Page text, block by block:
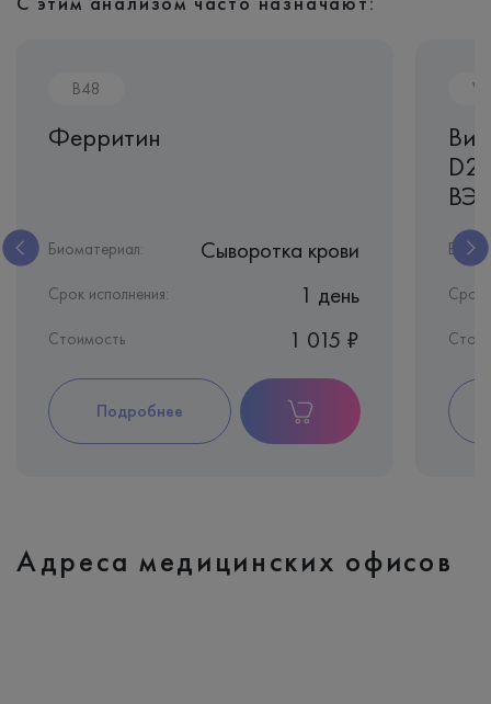
B48
Ферритин
Биоматериал: Сыворотка крови
Срок исполнения: 1 день
Стоимость 1 015 ₽
Подробнее
Срок
Адреса медицинских офисов